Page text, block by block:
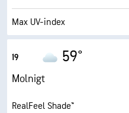
Sikt
Max UV-index
Fuktighet
Daggpunkt
19 59°
Molnigt
RealFeel Shade™